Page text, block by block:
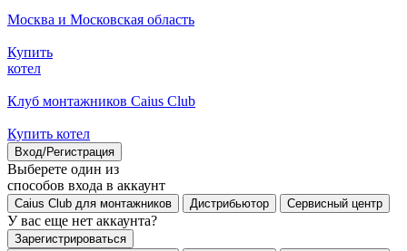
Москва и Московская область
Купить
котел
Клуб монтажников Caius Club
Купить котел
Вход/Регистрация
Выберете один из
способов входа в аккаунт
Caius Club для монтажников Дистрибьютор Сервисный центр
У вас еще нет аккаунта?
Зарегистрироваться